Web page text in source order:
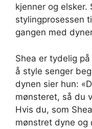
kjenner og elsker.
stylingprosessen
gangen med
Shea er tydelig
å style senger
dynen sier hun:
mønsteret, så du
Hvis du, som
mønstret dyne og